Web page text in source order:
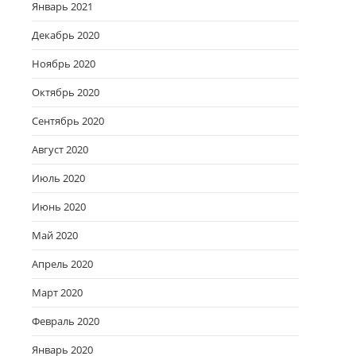
Январь 2021
Декабрь 2020
Ноябрь 2020
Октябрь 2020
Сентябрь 2020
Август 2020
Июль 2020
Июнь 2020
Май 2020
Апрель 2020
Март 2020
Февраль 2020
Январь 2020